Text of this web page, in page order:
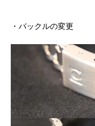
・バックルの変更